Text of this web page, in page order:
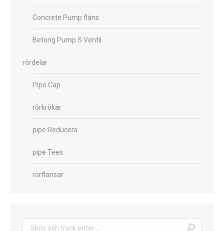
Concrete Pump fläns
Betong Pump S Ventil
rördelar
Pipe Cap
rörkrökar
pipe Reducers
pipe Tees
rörflänsar
Sök: